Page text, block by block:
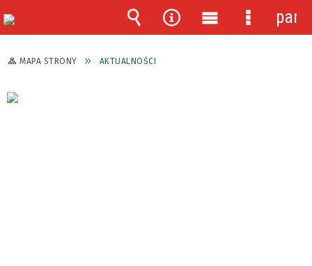
MAPA STRONY AKTUALNOŚCI
Wyszukiwarka
Narzędzia
MenuMenu